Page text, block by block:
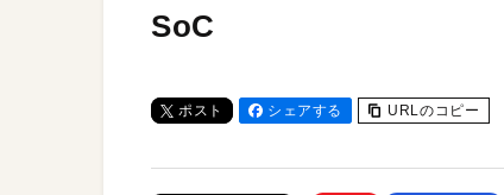
SoC
ポスト シェアする URLのコピー